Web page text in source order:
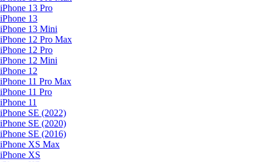
iPhone 13 Pro
iPhone 13
iPhone 13 Mini
iPhone 12 Pro Max
iPhone 12 Pro
iPhone 12 Mini
iPhone 12
iPhone 11 Pro Max
iPhone 11 Pro
iPhone 11
iPhone SE (2022)
iPhone SE (2020)
iPhone SE (2016)
iPhone XS Max
iPhone XS